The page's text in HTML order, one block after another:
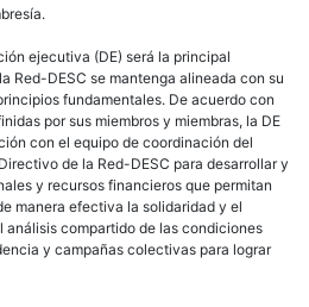
ejecutiva (DE) será la principal
Red-DESC se mantenga alineada con su
fundamentales. De acuerdo con
por sus miembros y miembras, la DE
con el equipo de coordinación del
de la Red-DESC para desarrollar y
y recursos financieros que permitan
manera efectiva la solidaridad y el
análisis compartido de las condiciones
y campañas colectivas para lograr